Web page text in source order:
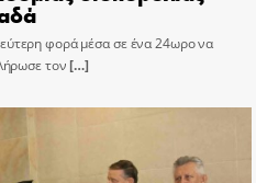
φορά μέσα σε ένα 24ωρο να
τον[…]